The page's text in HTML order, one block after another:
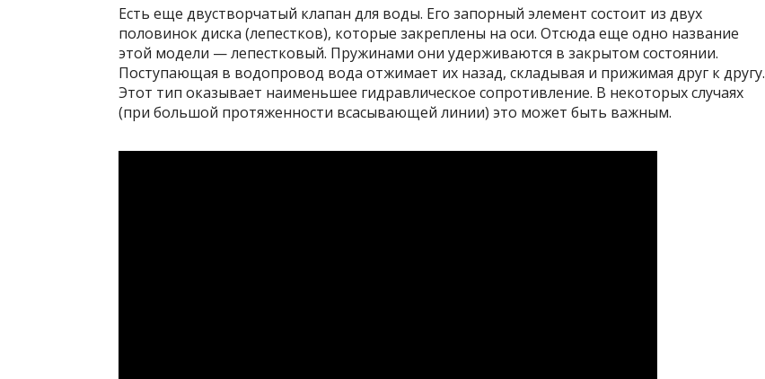
Есть еще двустворчатый клапан для воды. Его запорный элемент состоит из двух
половинок диска (лепестков), которые закреплены на оси. Отсюда еще одно название
этой модели — лепестковый. Пружинами они удерживаются в закрытом состоянии.
Поступающая в водопровод вода отжимает их назад, складывая и прижимая друг к другу.
Этот тип оказывает наименьшее гидравлическое сопротивление. В некоторых случаях
(при большой протяженности всасывающей линии) это может быть важным.